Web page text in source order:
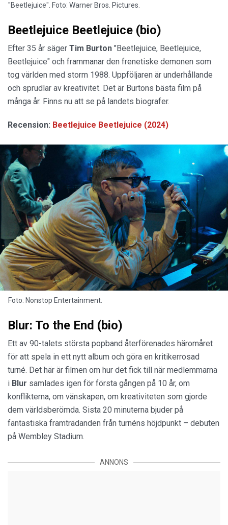
"Beetlejuice". Foto: Warner Bros. Pictures.
Beetlejuice Beetlejuice (bio)
Efter 35 år säger Tim Burton "Beetlejuice, Beetlejuice,
Beetlejuice" och frammanar den frenetiske demonen som
tog världen med storm 1988. Uppföljaren är underhållande
och sprudlar av kreativitet. Det är Burtons bästa film på
många år. Finns nu att se på landets biografer.
Recension: Beetlejuice Beetlejuice (2024)
Foto: Nonstop Entertainment.
Blur: To the End (bio)
Ett av 90-talets största popband återförenades häromåret
för att spela in ett nytt album och göra en kritikerrosad
turné. Det här är filmen om hur det fick till när medlemmarna
i Blur samlades igen för första gången på 10 år, om
konflikterna, om vänskapen, om kreativiteten som gjorde
dem världsberömda. Sista 20 minuterna bjuder på
fantastiska framträdanden från turnéns höjdpunkt – debuten
på Wembley Stadium.
ANNONS